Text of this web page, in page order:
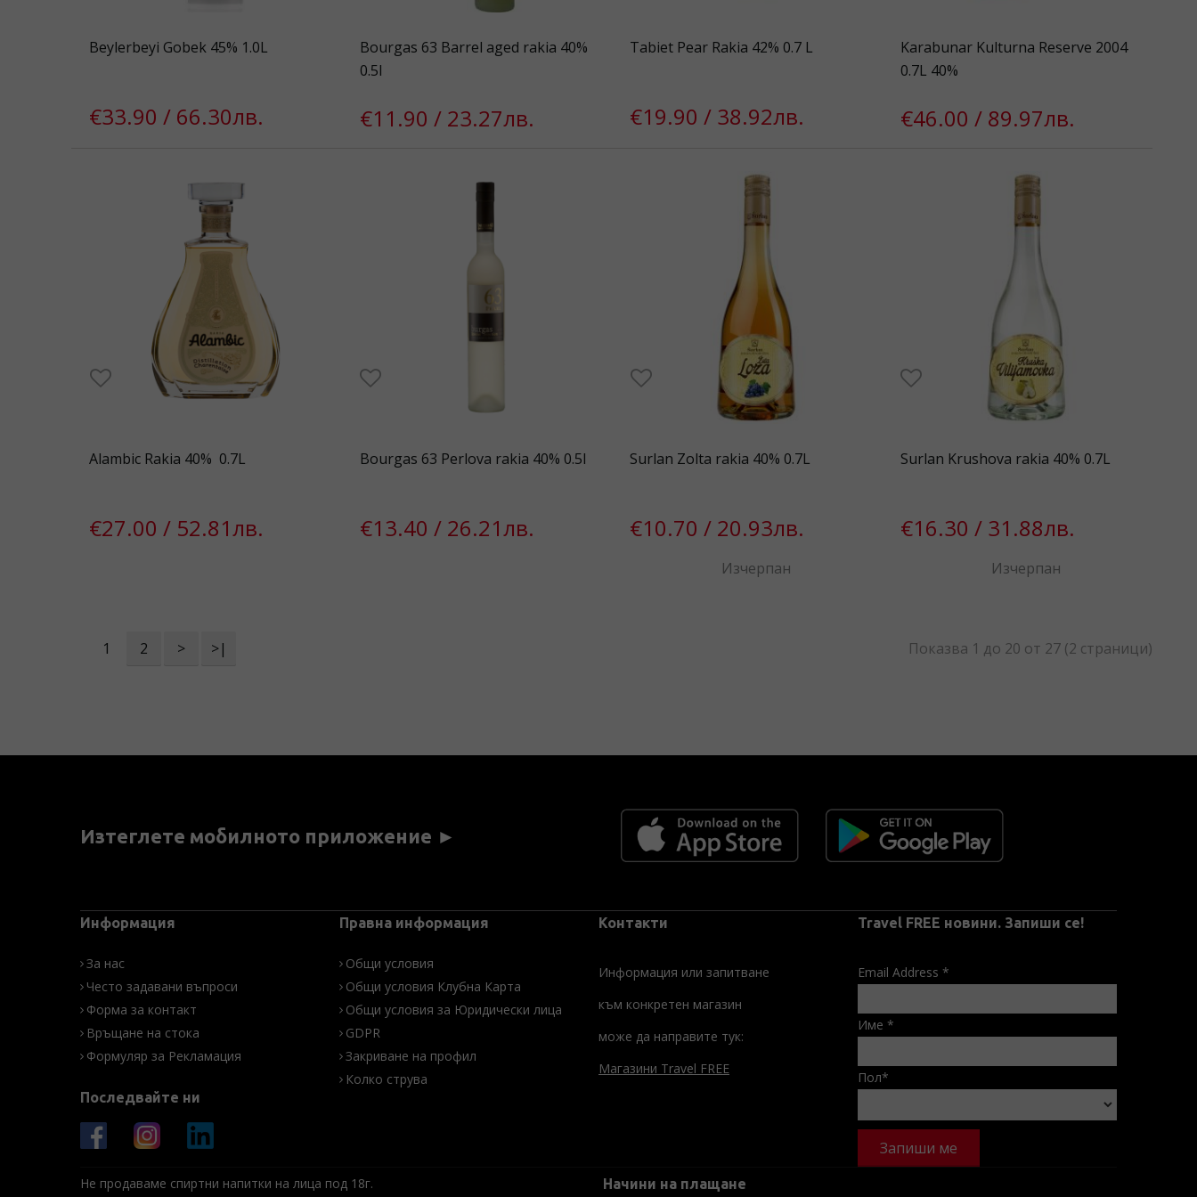
Beylerbeyi Gobek 45% 1.0L
€33.90 / 66.30лв.
Bourgas 63 Barrel aged rakia 40%
0.5l
€11.90 / 23.27лв.
Tabiet Pear Rakia 42% 0.7 L
€19.90 / 38.92лв.
Karabunar Kulturna Reserve 2004
0.7L 40%
€46.00 / 89.97лв.
Alambic Rakia 40% 0.7L
€27.00 / 52.81лв.
Bourgas 63 Perlova rakia 40% 0.5l
€13.40 / 26.21лв.
Surlan Zolta rakia 40% 0.7L
€10.70 / 20.93лв.
Изчерпан
Surlan Krushova rakia 40% 0.7L
€16.30 / 31.88лв.
Изчерпан
1 2 > >| Показва 1 до 20 от 27 (2 страници)
Изтеглете мобилното приложение ►
Информация
За нас
Често задавани въпроси
Форма за контакт
Връщане на стока
Формуляр за Рекламация
Последвайте ни
Правна информация
Общи условия
Общи условия Клубна Карта
Общи условия за Юридически лица
GDPR
Закриване на профил
Колко струва
Контакти
Информация или запитване
към конкретен магазин
може да направите тук:
Магазини Travel FREE
Travel FREE новини. Запиши се!
Email Address *
Име *
Пол*
Не продаваме спиртни напитки на лица под 18г. Начини на плащане